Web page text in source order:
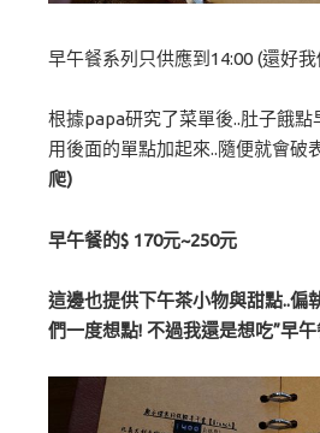
早午餐系列只供應到14:00 (還好我
根據papa研究了菜單後..肚子餓點
用後面的單點加起來..隨便就會破
爬)
早午餐的$ 170元~250元
這邊也提供下午茶小物與甜點..偏
們一度想點! 不過我還是想吃”早午